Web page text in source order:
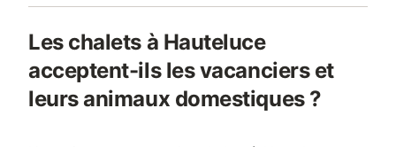
Les chalets à Hauteluce
acceptent-ils les vacanciers et
leurs animaux domestiques ?